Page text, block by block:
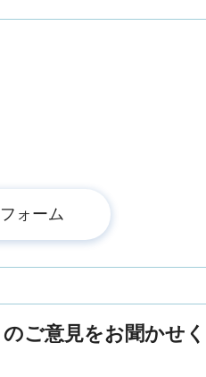
ご意見をお聞かせ